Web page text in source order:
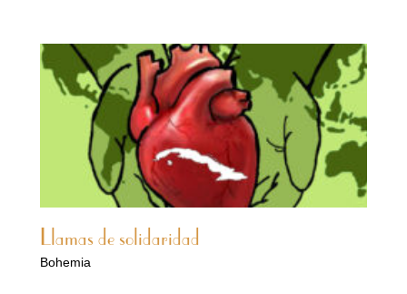
Llamas de solidaridad
Bohemia